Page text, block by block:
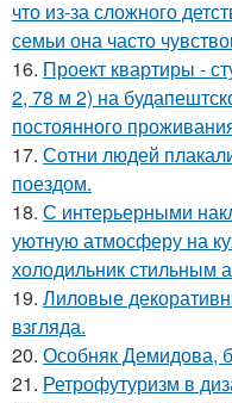
что из-за сложного
семьи она часто
16. Проект квартиры -
2, 78 м 2) на
постоянного
17. Сотни людей
поездом.
18. С интерьерными
уютную атмосферу на
холодильник стильным
19. Лиловые
взгляда.
20. Особняк Демидова,
21. Ретрофутуризм в